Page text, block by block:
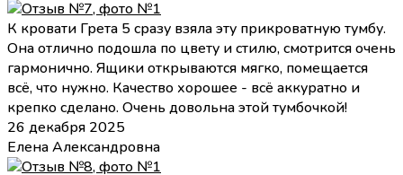
К кровати Грета 5 сразу взяла эту прикроватную тумбу.
Она отлично подошла по цвету и стилю, смотрится очень
гармонично. Ящики открываются мягко, помещается
всё, что нужно. Качество хорошее - всё аккуратно и
крепко сделано. Очень довольна этой тумбочкой!
26 декабря 2025
Елена Александровна